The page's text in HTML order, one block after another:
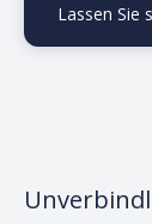
Filter für
HubSpot
Lassen Sie